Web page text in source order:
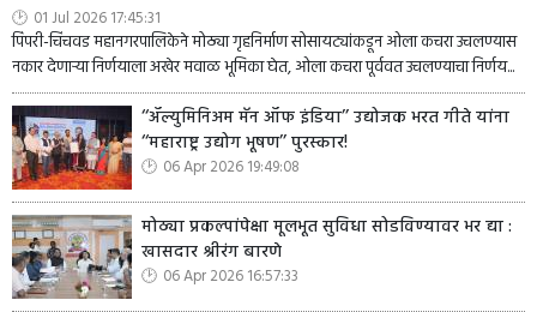
01 Jul 2026 17:45:31
पिंपरी-चिंचवड महानगरपालिकेने मोठ्या गृहनिर्माण सोसायट्यांकडून ओला कचरा उचलण्यास
नकार देणाऱ्या निर्णयाला अखेर मवाळ भूमिका घेत, ओला कचरा पूर्ववत उचलण्याचा निर्णय...
‘‘ॲल्युमिनिअम मॅन ऑफ इंडिया’’ उद्योजक भरत गीते यांना
‘‘महाराष्ट्र उद्योग भूषण’’ पुरस्कार!
06 Apr 2026 19:49:08
मोठ्या प्रकल्पांपेक्षा मूलभूत सुविधा सोडविण्यावर भर द्या :
खासदार श्रीरंग बारणे
06 Apr 2026 16:57:33